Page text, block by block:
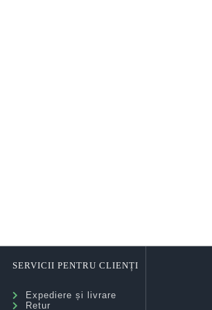
SERVICII PENTRU CLIENȚI
Expediere și livrare
Retur